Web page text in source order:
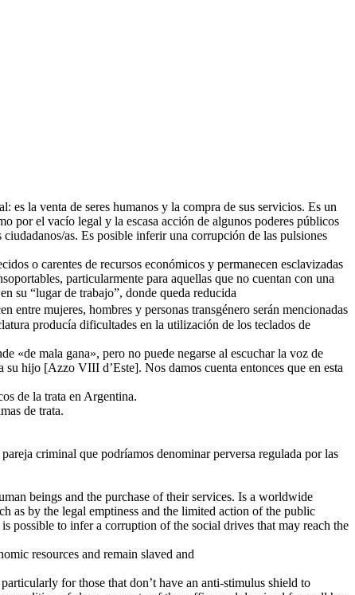
es la venta de seres humanos y la compra de sus servicios. Es un
por el vacío legal y la escasa acción de algunos poderes públicos
as. Es posible inferir una corrupción de las pulsiones
o carentes de recursos económicos y permanecen esclavizadas
particularmente para aquellas que no cuentan con una
su “lugar de trabajo”, donde queda reducida
entre mujeres, hombres y personas transgénero serán mencionadas
producía dificultades en la utilización de los teclados de
«de mala gana», pero no puede negarse al escuchar la voz de
hijo [Azzo VIII d’Este]. Nos damos cuenta entonces que en esta
de la trata en Argentina.
de trata.
criminal que podríamos denominar perversa regulada por las
beings and the purchase of their services. Is a worldwide
as by the legal emptiness and the limited action of the public
possible to infer a corruption of the social drives that may reach the
resources and remain slaved and
for those that don’t have an anti-stimulus shield to